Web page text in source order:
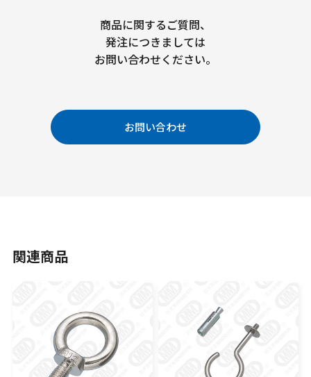
商品に関するご質問、
発注につきましては
お問い合わせください。
お問い合わせ
関連商品